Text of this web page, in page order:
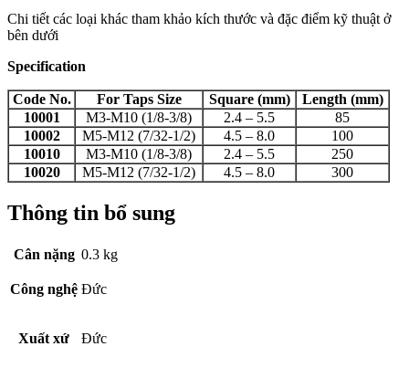
Chi tiết các loại khác tham khảo kích thước và đặc điểm kỹ thuật ở
bên dưới
Specification
Code No. For Taps Size Square (mm)
Length (mm)
10001
M3-M10 (1/8-3/8) 2.4 – 5.5
85
10002
M5-M12 (7/32-1/2) 4.5 – 8.0
100
10010
M3-M10 (1/8-3/8) 2.4 – 5.5
250
10020
M5-M12 (7/32-1/2) 4.5 – 8.0 300
Thông tin bổ sung
Cân nặng 0.3 kg
Công nghệ Đức
Xuất xứ Đức